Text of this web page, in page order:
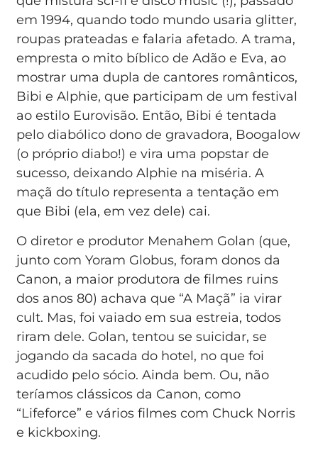
em 1994, quando todo mundo usaria glitter,
roupas prateadas e falaria afetado. A trama,
empresta o mito bíblico de Adão e Eva, ao
mostrar uma dupla de cantores românticos,
Bibi e Alphie, que participam de um festival
ao estilo Eurovisão. Então, Bibi é tentada
pelo diabólico dono de gravadora, Boogalow
(o próprio diabo!) e vira uma popstar de
sucesso, deixando Alphie na miséria. A
maçã do título representa a tentação em
que Bibi (ela, em vez dele) cai.
O diretor e produtor Menahem Golan (que,
junto com Yoram Globus, foram donos da
Canon, a maior produtora de filmes ruins
dos anos 80) achava que “A Maçã” ia virar
cult. Mas, foi vaiado em sua estreia, todos
riram dele. Golan, tentou se suicidar, se
jogando da sacada do hotel, no que foi
acudido pelo sócio. Ainda bem. Ou, não
teríamos clássicos da Canon, como
“Lifeforce” e vários filmes com Chuck Norris
e kickboxing.